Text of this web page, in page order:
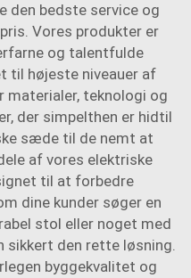
den bedste service og
Vores produkter er
og talentfulde
til højeste niveauer af
materialer, teknologi og
der simpelthen er hidtil
sæde til de nemt at
af vores elektriske
til at forbedre
dine kunder søger en
stol eller noget med
sikkert den rette løsning.
byggekvalitet og